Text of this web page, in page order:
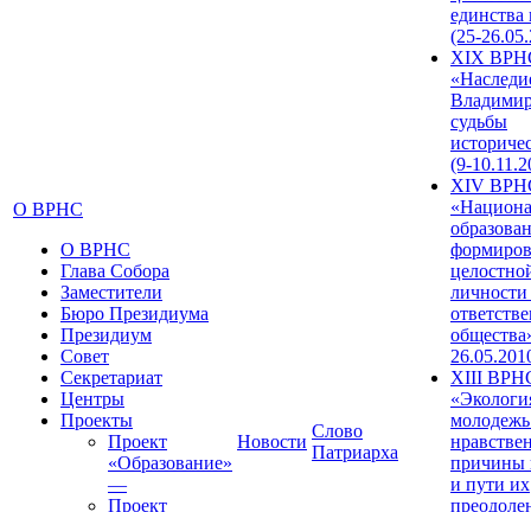
О ВРНС
О ВРНС
Глава Собора
Заместители
Бюро Президиума
Президиум
Совет
Секретариат
Центры
Проекты
Проект
«Образование»
—
Проект
Новости
Слово
Патриарха
единства
(25-
XIX
судьбы
(9-
XIV
XIII
причины
и пути их